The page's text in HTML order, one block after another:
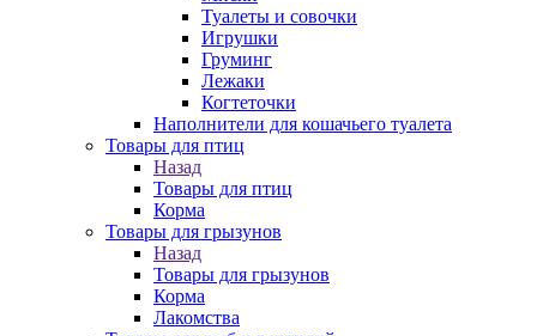
Туалеты и совочки
Игрушки
Груминг
Лежаки
Когтеточки
Наполнители для кошачьего туалета
Товары для птиц
Назад
Товары для птиц
Корма
Товары для грызунов
Назад
Товары для грызунов
Корма
Лакомства